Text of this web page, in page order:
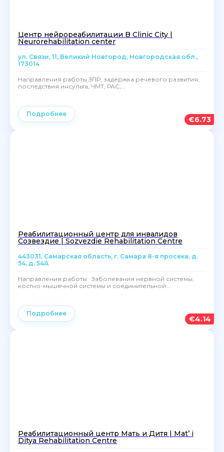
€6.73
Центр нейрореабилитации B Clinic City |
Neurorehabilitation center
ул. Связи, 11, Великий Новгород, Новгородская обл.,
173014
Направления работы ЗПР, задержка речевого развития,
последствия инсульта, ЧМТ, РАС,...
Подробнее
€4.14
Реабилитационный центр для инвалидов
Созвездие | Sozvezdie Rehabilitation Centre
443031, Самарская область, г. Самара 8-я просека, д.
54, д. 54А
Направления работы Заболевания нервной системы,
костно-мышечной системы и соединительной...
Подробнее
Реабилитационный центр Мать и Дитя | Mat’ i
Ditya Rehabilitation Centre